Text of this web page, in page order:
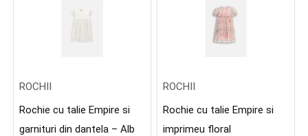
ROCHII
Rochie cu talie Empire si
garnituri din dantela – Alb
ROCHII
Rochie cu talie Empire si
imprimeu floral